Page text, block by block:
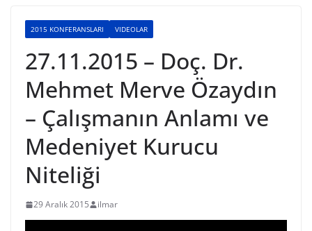
2015 KONFERANSLARI VIDEOLAR
27.11.2015 – Doç. Dr.
Mehmet Merve Özaydın
– Çalışmanın Anlamı ve
Medeniyet Kurucu
Niteliği
29 Aralık 2015 ilmar